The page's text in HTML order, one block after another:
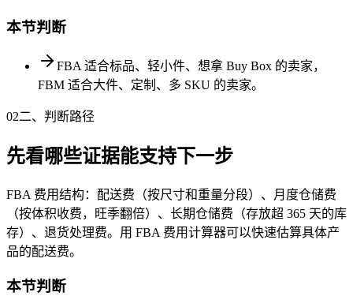
本节判断
FBA 适合标品、轻小件、想拿 Buy Box 的卖家，
FBM 适合大件、定制、多 SKU 的卖家。
02二、判断路径
先看哪些证据能支持下一步
FBA 费用结构：配送费（按尺寸和重量分段）、月度仓储费
（按体积收费，旺季翻倍）、长期仓储费（存放超 365 天的库
存）、退货处理费。用 FBA 费用计算器可以快速估算具体产
品的配送费。
本节判断